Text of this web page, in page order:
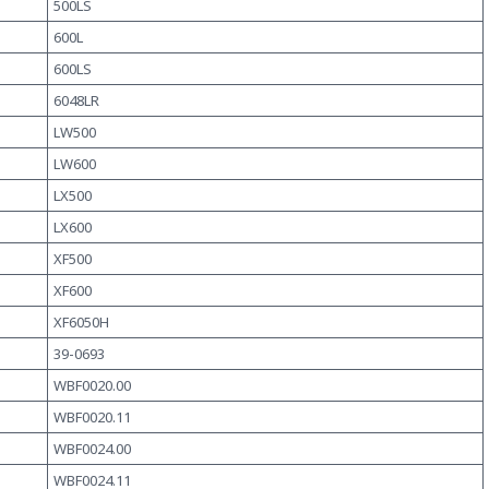
500LS
600L
600LS
6048LR
LW500
LW600
LX500
LX600
XF500
XF600
XF6050H
39-0693
WBF0020.00
WBF0020.11
WBF0024.00
WBF0024.11